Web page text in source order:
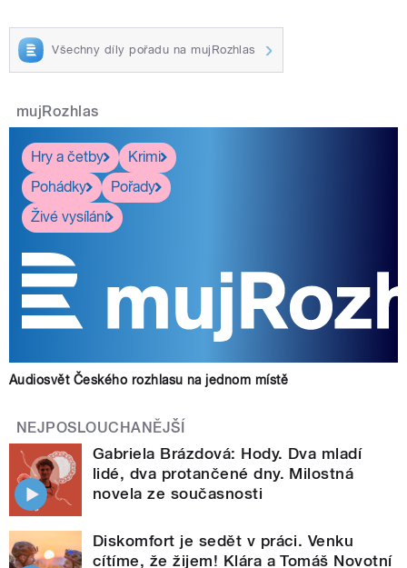
Všechny díly pořadu na mujRozhlas
mujRozhlas
Hry a četby
Krimi
Pohádky
Pořady
Živé vysílání
Audiosvět Českého rozhlasu na jednom místě
NEJPOSLOUCHANĚJŠÍ
Gabriela Brázdová: Hody. Dva mladí
lidé, dva protančené dny. Milostná
novela ze současnosti
Diskomfort je sedět v práci. Venku
cítíme, že žijem! Klára a Tomáš Novotní